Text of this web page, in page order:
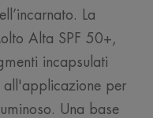
La
Alta SPF 50+,
incapsulati
all'applicazione per
Una base